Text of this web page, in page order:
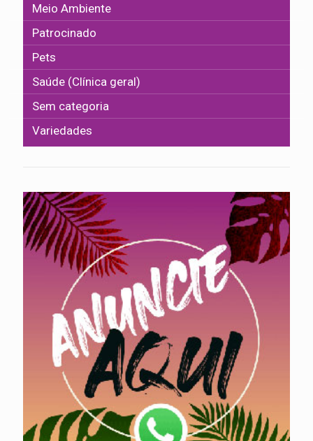
Meio Ambiente
Patrocinado
Pets
Saúde (Clínica geral)
Sem categoria
Variedades